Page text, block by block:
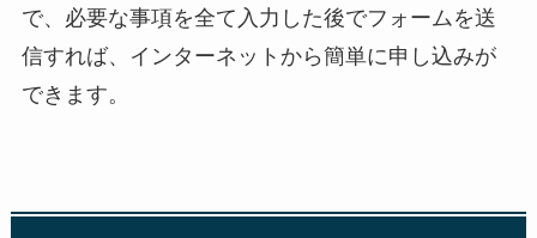
で、必要な事項を全て入力した後でフォームを送
信すれば、インターネットから簡単に申し込みが
できます。